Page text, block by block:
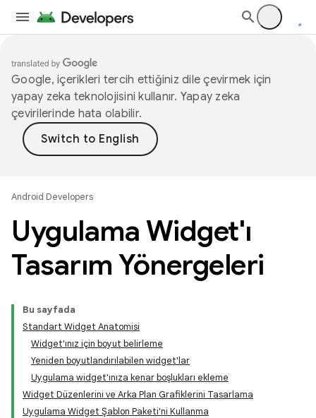
Google, içerikleri tercih ettiğiniz dile çevirmek için
yapay zeka teknolojisini kullanır. Yapay zeka
çevirilerinde hata olabilir.
Android Developers
Uygulama Widget'ı
Tasarım Yönergeleri
Bu sayfada
Standart Widget Anatomisi
Widget'ınız için boyut belirleme
Yeniden boyutlandırılabilen widget'lar
Uygulama widget'ınıza kenar boşlukları ekleme
Widget Düzenlerini ve Arka Plan Grafiklerini Tasarlama
Uygulama Widget Şablon Paketi'ni Kullanma